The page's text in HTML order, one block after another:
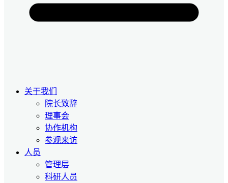
关于我们
院长致辞
理事会
协作机构
参观来访
人员
管理层
科研人员